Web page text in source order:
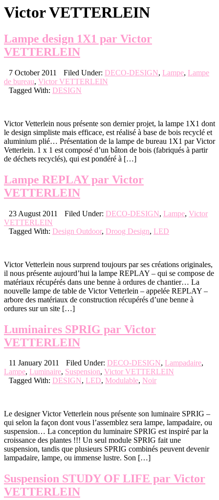
Victor VETTERLEIN
Lampe design 1X1 par Victor
VETTERLEIN
7 October 2011 Filed Under: DECO-DESIGN, Lampe, Lampe
de bureau, Victor VETTERLEIN
Tagged With: DESIGN
Victor Vetterlein nous présente son dernier projet, la lampe 1X1 dont
le design simpliste mais efficace, est réalisé à base de bois recyclé et
aluminium plié… Présentation de la lampe de bureau 1X1 par Victor
Vetterlein. 1 x 1 est composé d’un bâton de bois (fabriqués à partir
de déchets recyclés), qui est pondéré à […]
Lampe REPLAY par Victor
VETTERLEIN
23 August 2011 Filed Under: DECO-DESIGN, Lampe, Victor
VETTERLEIN
Tagged With: Design Outdoor, Droog Design, LED
Victor Vetterlein nous surprend toujours par ses créations originales,
il nous présente aujourd’hui la lampe REPLAY – qui se compose de
matériaux récupérés dans une benne à ordures de chantier… La
nouvelle lampe de table de Victor Vetterlein – appelée REPLAY –
arbore des matériaux de construction récupérés d’une benne à
ordures sur un site […]
Luminaires SPRIG par Victor
VETTERLEIN
11 January 2011 Filed Under: DECO-DESIGN, Lampadaire,
Lampe, Luminaire, Suspension, Victor VETTERLEIN
Tagged With: DESIGN, LED, Modulable, Noir
Le designer Victor Vetterlein nous présente son luminaire SPRIG –
qui selon la façon dont vous l’assemblez sera lampe, lampadaire, ou
suspension… La conception du luminaire SPRIG est inspiré par la
croissance des plantes !!! Un seul module SPRIG fait une
suspension, tandis que plusieurs SPRIG combinés peuvent devenir
lampadaire, lampe, ou immense lustre. Son […]
Suspension STUDY OF LIFE par Victor
VETTERLEIN